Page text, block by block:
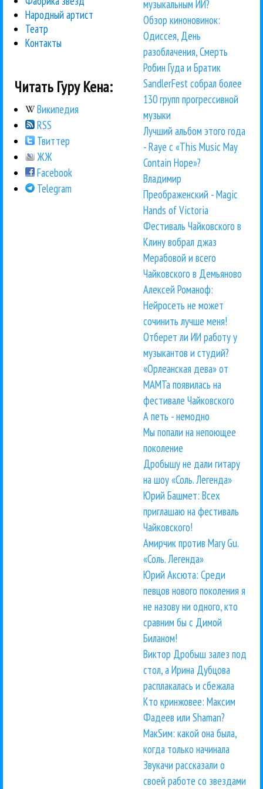
Народный артист
Театр
Контакты
Читать Гуру Кена:
Википедия
RSS
Твиттер
ЖЖ
Facebook
Telegram
музыкальным ИИ?
Обзор киноновинок:
Одиссея, День
разоблачения, Смерть
Робин Гуда и Братик
SandlerFest собрал более
130 групп прогрессивной
музыки
Лучший альбом этого года
- Raye с «This Music May
Contain Hope»?
Владимир
Преображенский - Magic
Hands of Victoria
Фестиваль Чайковского в
Клину вобрал джаз
Мерабовой и всего
Чайковского в Демьяново
Алексей Романоф:
Нейросеть не может
сочинить лучше меня!
Отберет ли ИИ работу у
музыкантов и студий?
«Орлеанская дева» от
МАМТа появилась на
фестивале Чайковского
А петь - немодно
Мы попали на непоющее
поколение
Дробышу не дали гитару
на шоу «Соль. Легенда»
Юрий Башмет: Всех
приглашаю на фестиваль
Чайковского!
Амирчик против Mary Gu.
«Соль. Легенда»
Юрий Аксюта: Среди
певцов нового поколения я
не назову ни одного, кто
сравним бы с Димой
Биланом!
Виктор Дробыш залез под
стол, а Ирина Дубцова
расплакалась и сбежала
Кто кринжовее: Максим
Фадеев или Shaman?
МакSим: какой она была,
когда только начинала
Звукачи рассказали о
своей работе со звездами